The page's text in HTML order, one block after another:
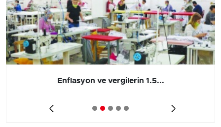
Barış yatırımı, üretimi ve...